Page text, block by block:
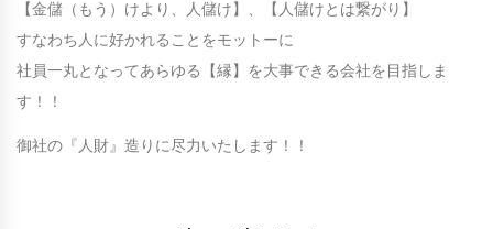
【金儲（もう）けより、人儲け】、【人儲けとは繋がり】
すなわち人に好かれることをモットーに
社員一丸となってあらゆる【縁】を大事できる会社を目指しま
す！！
御社の『人財』造りに尽力いたします！！